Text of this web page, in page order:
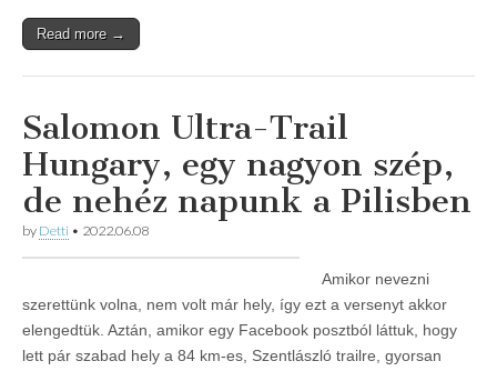
Read more →
Salomon Ultra-Trail
Hungary, egy nagyon szép,
de nehéz napunk a Pilisben
by Detti • 2022.06.08
Amikor nevezni
szerettünk volna, nem volt már hely, így ezt a versenyt akkor
elengedtük. Aztán, amikor egy Facebook posztból láttuk, hogy
lett pár szabad hely a 84 km-es, Szentlászló trailre, gyorsan